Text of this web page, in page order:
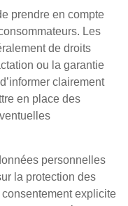
prendre en compte
Les
de droits
ou la garantie
clairement
en place des
personnelles
la protection des
explicite